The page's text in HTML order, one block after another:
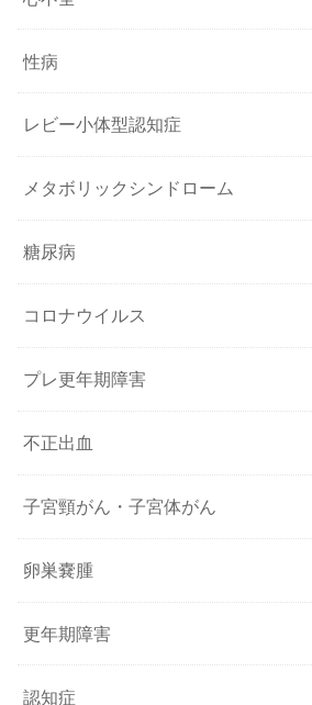
性病
レビー小体型認知症
メタボリックシンドローム
糖尿病
コロナウイルス
プレ更年期障害
不正出血
子宮頸がん・子宮体がん
卵巣嚢腫
更年期障害
認知症